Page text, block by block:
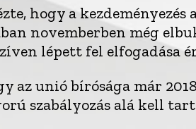
hogy a kezdeményezés
novemberben még
lépett fel elfogadása
az unió bírósága már
szabályozás alá kell